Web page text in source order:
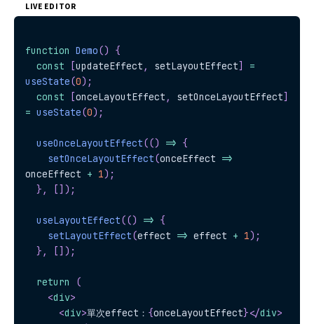
LIVE EDITOR
function Demo()
{
const
[updateEffect , setLayoutEffect]
=
useState(0) ;
const
[onceLayoutEffect , setOnceLayoutEffect]
= useState(0) ;
useOnceLayoutEffect(() => {
setOnceLayoutEffect(onceEffect =>
onceEffect + 1) ;
} , [] ) ;
useLayoutEffect(() => {
setLayoutEffect(effect => effect + 1) ;
} , [] ) ;
return
(
<div>
<div>單次effect： {onceLayoutEffect}</div>